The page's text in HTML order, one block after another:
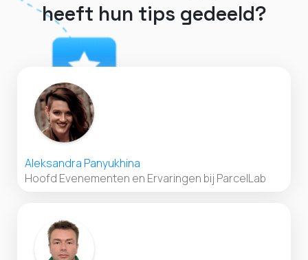
heeft hun tips gedeeld?
Aleksandra Panyukhina
Hoofd Evenementen en Ervaringen bij ParcelLab